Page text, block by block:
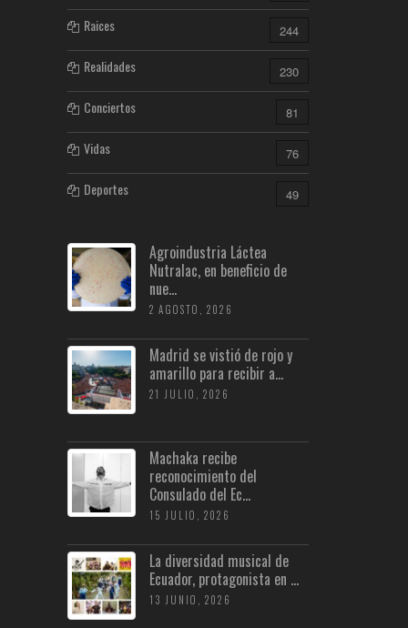
Raices 244
Realidades 230
Conciertos 81
Vidas 76
Deportes 49
Agroindustria Láctea
Nutralac, en beneficio de
nue...
2 AGOSTO, 2026
Madrid se vistió de rojo y
amarillo para recibir a...
21 JULIO, 2026
Machaka recibe
reconocimiento del
Consulado del Ec...
15 JULIO, 2026
La diversidad musical de
Ecuador, protagonista en ...
13 JUNIO, 2026